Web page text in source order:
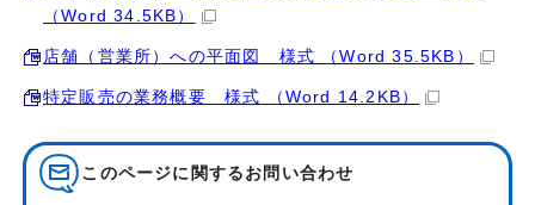
（Word 34.5KB）
店舗（営業所）への平面図 様式 （Word 35.5KB）
特定販売の業務概要 様式 （Word 14.2KB）
このページに関する お問い合わせ